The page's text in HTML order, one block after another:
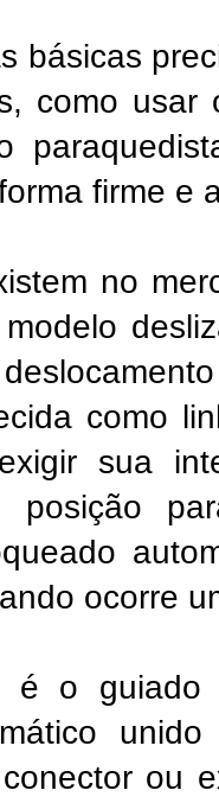
básicas
como
firme e
no
como
sua
posição
ocorre
é o
ou